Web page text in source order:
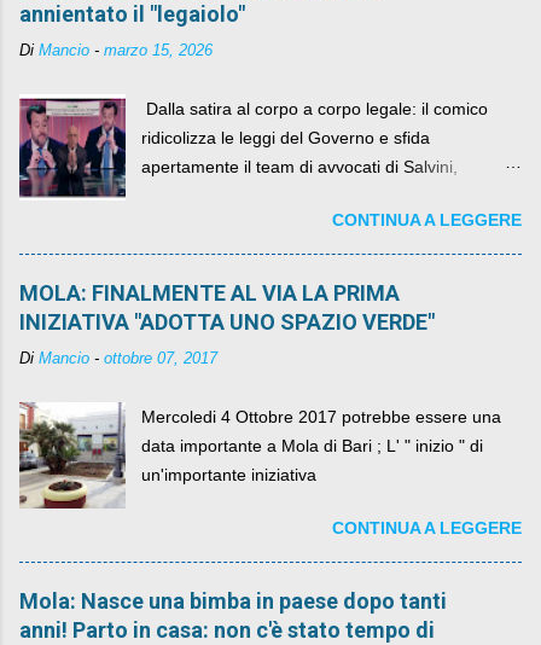
annientato il "legaiolo"
Di Mancio - marzo 15, 2026
​ Dalla satira al corpo a corpo legale: il comico
ridicolizza le leggi del Governo e sfida
apertamente il team di avvocati di Salvini,
CONTINUA A LEGGERE
MOLA: FINALMENTE AL VIA LA PRIMA
INIZIATIVA "ADOTTA UNO SPAZIO VERDE"
Di Mancio - ottobre 07, 2017
Mercoledi 4 Ottobre 2017 potrebbe essere una
data importante a Mola di Bari ; L' " inizio " di
un'importante iniziativa
CONTINUA A LEGGERE
Mola: Nasce una bimba in paese dopo tanti
anni! Parto in casa: non c'è stato tempo di